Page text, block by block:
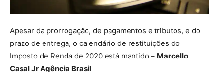
Apesar da prorrogação, de pagamentos e tributos, e do
prazo de entrega, o calendário de restituições do
Imposto de Renda de 2020 está mantido – Marcello
Casal Jr Agência Brasil